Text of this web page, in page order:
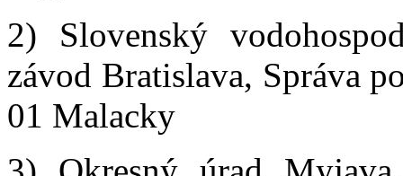
2) Slovenský
závod Bratislava, Správa
01 Malacky